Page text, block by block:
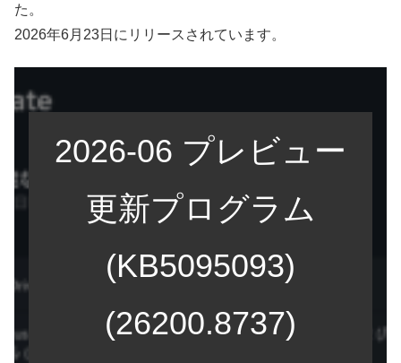
た。
2026年6月23日にリリースされています。
2026-06 プレビュー
更新プログラム
(KB5095093)
(26200.8737)